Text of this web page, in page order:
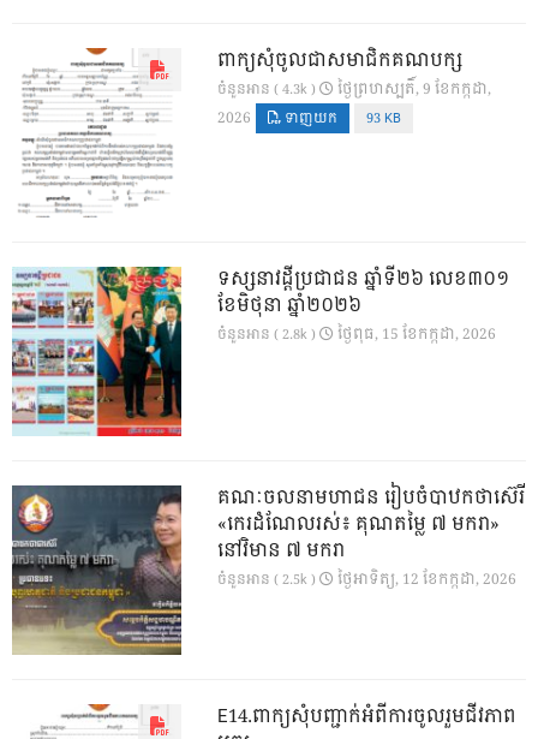
ពាក្យសុំចូលជាសមាជិកគណបក្ស
ចំនួនអាន ( 4.3k )
ថ្ងៃ​ព្រហស្បតិ៍, 9 ខែ​កក្កដា,
2026
ទាញយក 93 KB
ទស្សនាវដ្ដីប្រជាជន ឆ្នាំទី២៦ លេខ៣០១
ខែមិថុនា ឆ្នាំ២០២៦
ចំនួនអាន ( 2.8k ) ថ្ងៃ​ពុធ, 15 ខែ​កក្កដា, 2026
គណៈចលនាមហាជន រៀបចំបាឋកថាស៊េរី
«កេរដំណែលរស់៖ គុណតម្លៃ ៧ មករា»
នៅវិមាន ៧ មករា
ចំនួនអាន ( 2.5k ) ថ្ងៃ​អាទិត្យ, 12 ខែ​កក្កដា, 2026
E14.ពាក្យសុំបញ្ជាក់អំពីការចូលរួមជីវភាព